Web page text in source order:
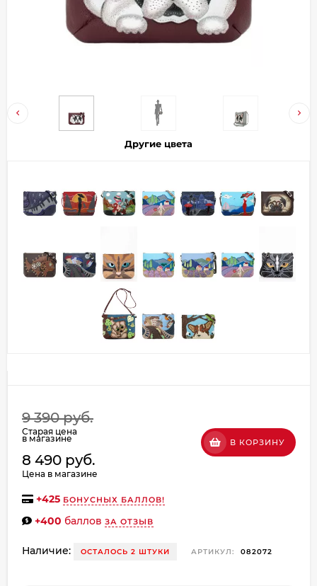
Другие цвета
9 390 руб.
Старая цена
в магазине
8 490 руб.
Цена в магазине
В КОРЗИНУ
+425 БОНУСНЫХ БАЛЛОВ!
+400 баллов ЗА ОТЗЫВ
Наличие: ОСТАЛОСЬ 2 ШТУКИ АРТИКУЛ: 082072
Оплачивайте сегодня только
выбранный способом
по25%каждые 2 недели
Подробнее
об оплате Плайтом
2 недели